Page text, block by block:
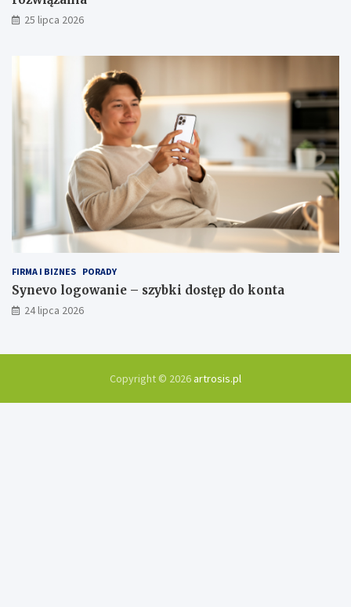
25 lipca 2026
FIRMA I BIZNES PORADY
Synevo logowanie – szybki dostęp do konta
24 lipca 2026
Copyright © 2026artrosis.pl